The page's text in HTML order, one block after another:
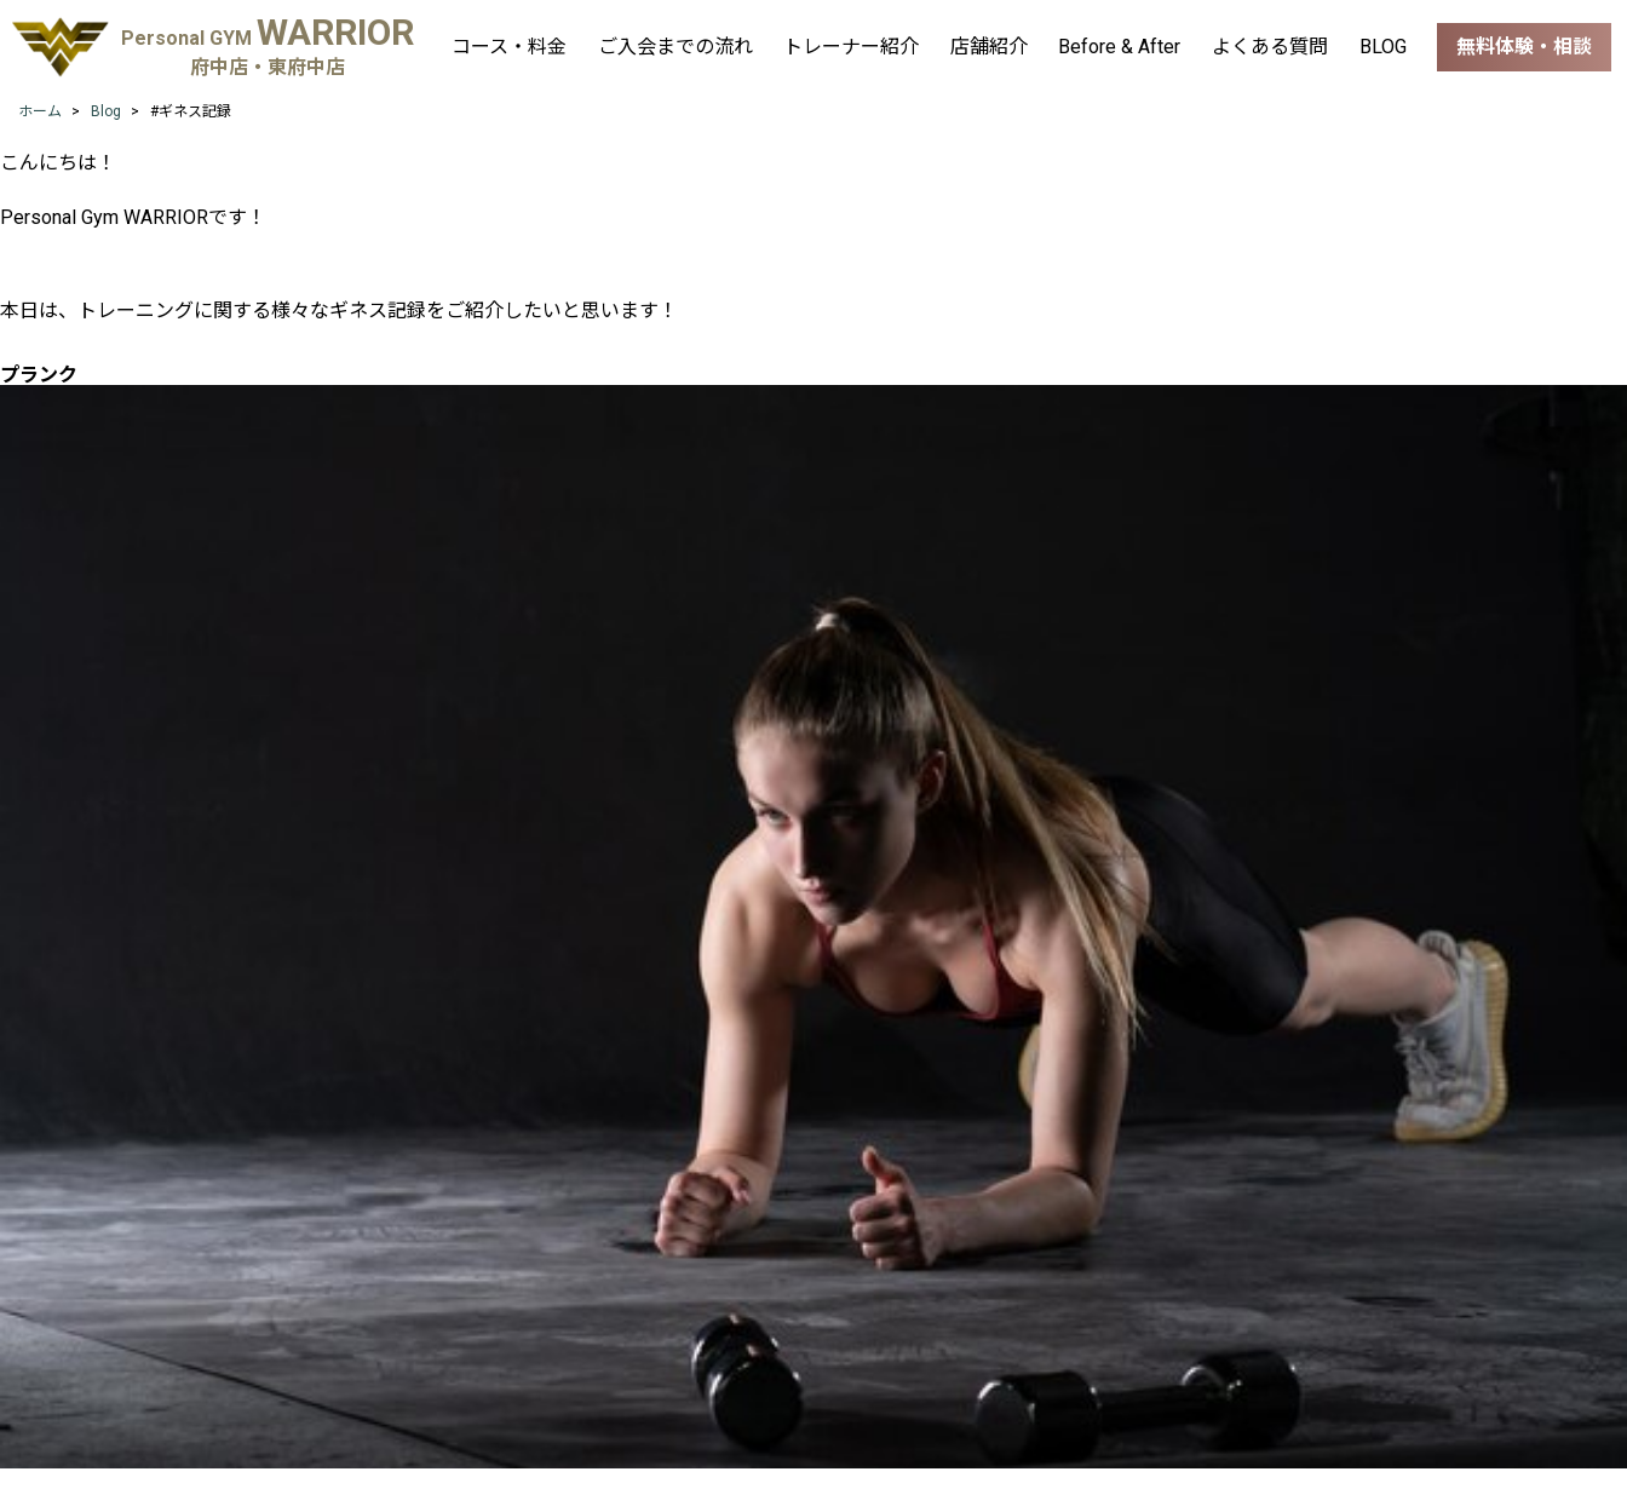
Personal GYM WARRIOR
府中店・東府中店
コース・料金 ご入会までの流れ トレーナー紹介 店舗紹介 Before & After よくある質問 BLOG 無料体験・相談
ホーム Blog #ギネス記録
こんにちは！
Personal Gym WARRIORです！
本日は、トレーニングに関する様々なギネス記録をご紹介したいと思います！
プランク